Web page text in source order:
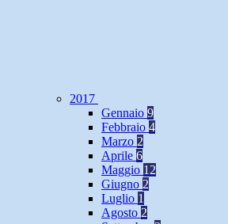
2017
Gennaio 9
Febbraio 4
Marzo 2
Aprile 6
Maggio 12
Giugno 2
Luglio 1
Agosto 2